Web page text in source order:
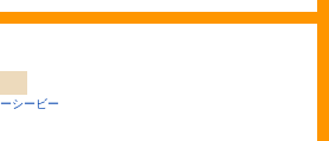
シービー